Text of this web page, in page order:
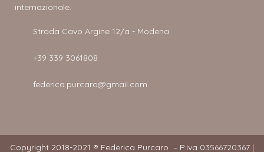
internazionale.
Strada Cavo Argine 12/a - Modena
+39 339 3061808
federica.purcaro@gmail.com
Copyright 2018-2021 ® Federica Purcaro – P.Iva 03566720367 |